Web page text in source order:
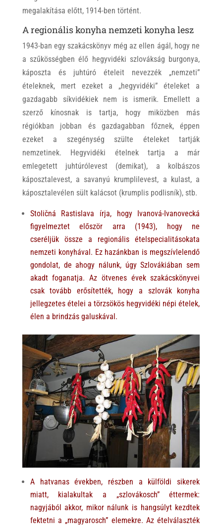
megalakítása előtt, 1914-ben történt.
A regionális konyha nemzeti konyha lesz
1943-ban egy szakácskönyv még az ellen ágál, hogy ne
a szűkösségben élő hegyvidéki szlovákság burgonya,
káposzta és juhtúró ételeit nevezzék „nemzeti”
ételeknek, mert ezeket a „hegyvidéki” ételeket a
gazdagabb síkvidékiek nem is ismerik. Emellett a
szerző kínosnak is tartja, hogy miközben más
régiókban jobban és gazdagabban főznek, éppen
ezeket a szegénység szülte ételeket tartják
nemzetinek. Hegyvidéki ételnek tartja a már
emlegetett juhtúrólevest (demikat), a kolbászos
káposztalevest, a savanyú krumplilevest, a kulast, a
káposztalevélen sült kalácsot (krumplis podlisník), stb.
Stoličná Rastislava írja, hogy Ivanová-Ivanovecká
figyelmeztet először arra (1943), hogy ne
cseréljük össze a regionális ételspecialitásokata
nemzeti konyhával. Ez hazánkban is megszívlelendő
gondolat, de ahogy nálunk, úgy Szlovákiában sem
akadt foganatja. Az ötvenes évek szakácskönyvei
csak tovább erősítették, hogy a szlovák konyha
jellegzetes ételei a törzsökös hegyvidéki népi ételek,
élen a brindzás galuskával.
A hatvanas években, részben a külföldi sikerek
miatt, kialakultak a „szlovákosch” éttermek:
nagyjából akkor, mikor nálunk is hangsúlyt kezdtek
fektetni a „magyarosch” elemekre. Az ételválaszték